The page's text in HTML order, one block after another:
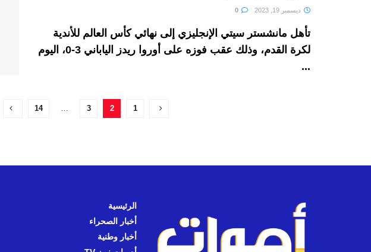
ديسمبر 19, 2023
تأهل مانشستر سيتي الإنجليزي إلى نهائي كأس العالم للأندية
لكرة القدم، وذلك عقب فوزه على أوروا ريدز الياباني 3-0، اليوم
...
1
2
3
14
الرئيسية
أخبار الصحراء
أخبار وطنية